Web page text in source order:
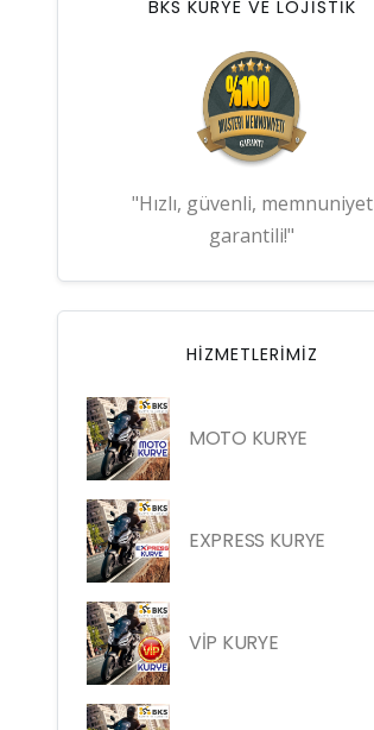
BKS KURYE VE LOJİSTİK
"Hızlı, güvenli, memnuniyet
garantili!"
HIZMETLERIMIZ
MOTO KURYE
EXPRESS KURYE
VİP KURYE